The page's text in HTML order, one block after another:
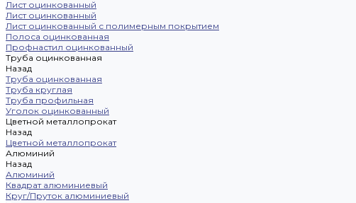
Лист оцинкованный
Лист оцинкованный
Лист оцинкованный с полимерным покрытием
Полоса оцинкованная
Профнастил оцинкованный
Труба оцинкованная
Назад
Труба оцинкованная
Труба круглая
Труба профильная
Уголок оцинкованный
Цветной металлопрокат
Назад
Цветной металлопрокат
Алюминий
Назад
Алюминий
Квадрат алюминиевый
Круг/Пруток алюминиевый